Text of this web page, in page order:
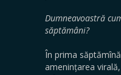
Dumneavoastră
săptămâni?
În prima
amenințarea